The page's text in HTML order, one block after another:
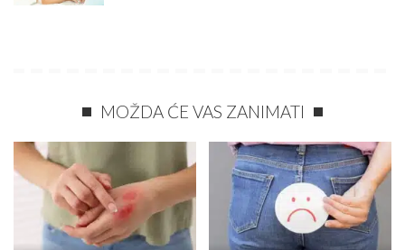
MOŽDA ĆE VAS ZANIMATI